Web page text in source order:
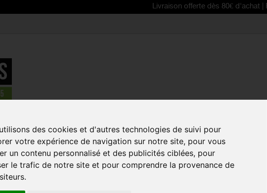
des cookies et d'autres technologies de suivi pour
votre expérience de navigation sur notre site, pour vous
un contenu personnalisé et des publicités ciblées, pour
le trafic de notre site et pour comprendre la provenance de
Livraison offerte dès 80€ d'achat | Free
VTT
Aucun produit pour cette catégorie.